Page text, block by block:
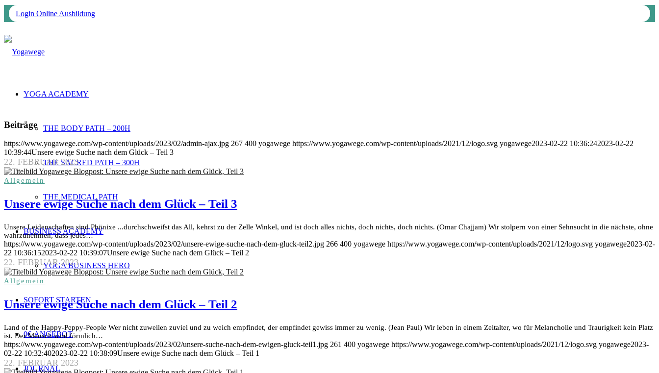
Login Online Ausbildung
YOGA ACADEMY
THE BODY PATH – 200H
THE SACRED PATH – 300H
THE MEDICAL PATH
BUSINESS ACADEMY
YOGA BUSINESS HERO
SOFORT STARTEN
0€-ANGEBOT
JOURNAL
Beiträge
Allgemein
Unsere ewige Suche nach dem Glück – Teil 3
Unsere Leidenschaften sind Phönixe ...durchschweifst das All, kehrst zu der Zelle Winkel, und ist doch alles nichts, doch nichts, doch nichts. (Omar Chajjam) Wir stolpern von einer Sehnsucht in die nächste, ohne
wahrzunehmen, dass jedes…
22. FEBRUAR 2023
https://www.yogawege.com/wp-content/uploads/2023/02/admin-ajax.jpg 267 400 yogawege https://www.yogawege.com/wp-content/uploads/2021/12/logo.svg yogawege2023-02-22 10:36:242023-02-22
10:39:44Unsere ewige Suche nach dem Glück – Teil 3
Allgemein
Unsere ewige Suche nach dem Glück – Teil 2
Land of the Happy-Peppy-People Wer nicht zuweilen zuviel und zu weich empfindet, der empfindet gewiss immer zu wenig. (Jean Paul) Wir leben in einem Zeitalter, wo für Melancholie und Traurigkeit kein Platz
ist. Der Mensch wird förmlich…
22. FEBRUAR 2023
https://www.yogawege.com/wp-content/uploads/2023/02/unsere-ewige-suche-nach-dem-gluck-teil2.jpg 266 400 yogawege https://www.yogawege.com/wp-content/uploads/2021/12/logo.svg yogawege2023-02-
22 10:36:152023-02-22 10:39:07Unsere ewige Suche nach dem Glück – Teil 2
22. FEBRUAR 2023
https://www.yogawege.com/wp-content/uploads/2023/02/unsere-suche-nach-dem-ewigen-gluck-teil1.jpg 261 400 yogawege https://www.yogawege.com/wp-content/uploads/2021/12/logo.svg yogawege2023-
02-22 10:32:402023-02-22 10:38:09Unsere ewige Suche nach dem Glück – Teil 1